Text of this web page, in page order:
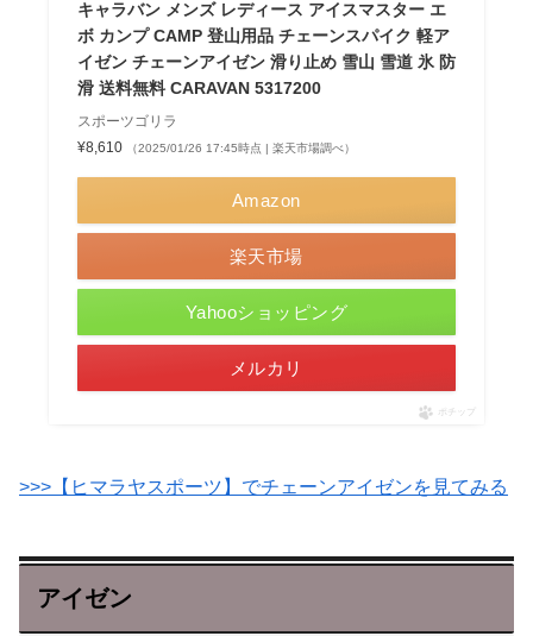
キャラバン メンズ レディース アイスマスター エ
ボ カンプ CAMP 登山用品 チェーンスパイク 軽ア
イゼン チェーンアイゼン 滑り止め 雪山 雪道 氷 防
滑 送料無料 CARAVAN 5317200
スポーツゴリラ
¥8,610
（2025/01/26 17:45時点 | 楽天市場調べ）
Amazon
楽天市場
Yahooショッピング
メルカリ
ポチップ
>>>【ヒマラヤスポーツ】でチェーンアイゼンを見てみる
アイゼン